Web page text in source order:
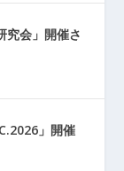
究会」開催さ
」開催